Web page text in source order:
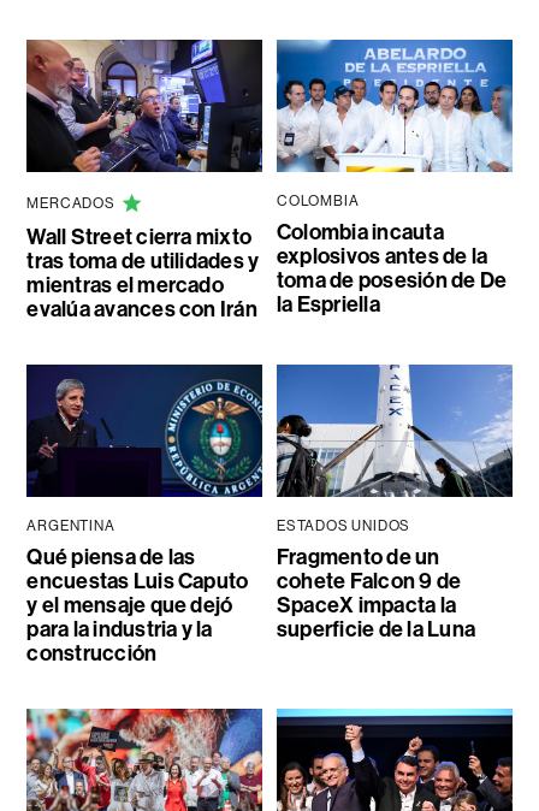
MERCADOS
Wall Street cierra mixto
tras toma de utilidades y
mientras el mercado
evalúa avances con Irán
COLOMBIA
Colombia incauta
explosivos antes de la
toma de posesión de De
la Espriella
ARGENTINA
Qué piensa de las
encuestas Luis Caputo
y el mensaje que dejó
para la industria y la
construcción
ESTADOS UNIDOS
Fragmento de un
cohete Falcon 9 de
SpaceX impacta la
superficie de la Luna